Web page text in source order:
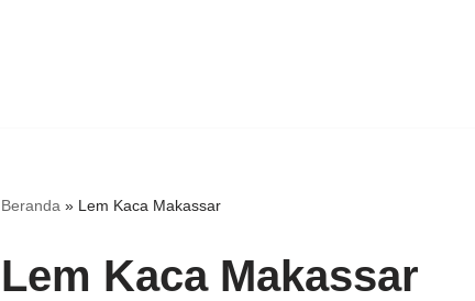
Beranda » Lem Kaca Makassar
Lem Kaca Makassar